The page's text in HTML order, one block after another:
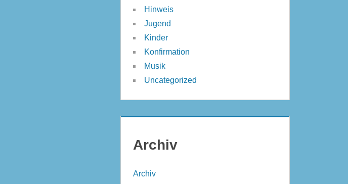
Hinweis
Jugend
Kinder
Konfirmation
Musik
Uncategorized
Archiv
Archiv